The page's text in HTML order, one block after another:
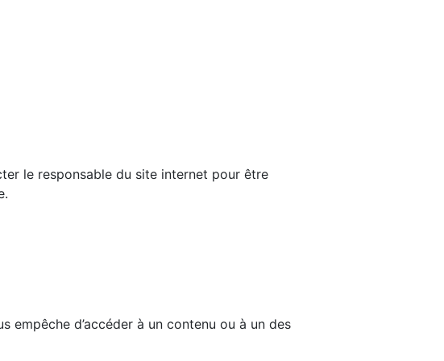
le responsable du site internet pour être
empêche d’accéder à un contenu ou à un des